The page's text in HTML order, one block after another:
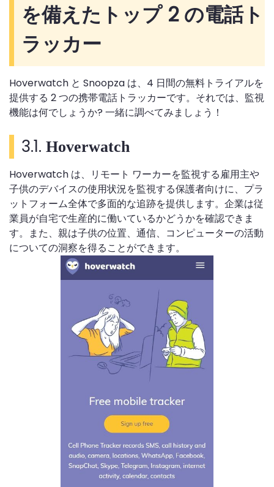
を備えたトップ 2 の電話ト
ラッカー
Hoverwatch と Snoopza は、4 日間の無料トライアルを
提供する 2 つの携帯電話トラッカーです。それでは、監視
機能は何でしょうか? 一緒に調べてみましょう！
3.1. Hoverwatch
Hoverwatch は、リモート ワーカーを監視する雇用主や
子供のデバイスの使用状況を監視する保護者向けに、プラ
ットフォーム全体で多面的な追跡を提供します。企業は従
業員が自宅で生産​​的に働いているかどうかを確認できま
す。また、親は子供の位置、通信、コンピューターの活動
についての洞察を得ることができます。